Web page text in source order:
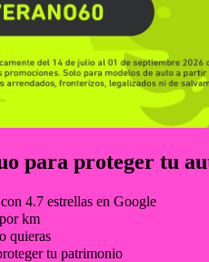
para proteger tu
4.7 estrellas en Google
km
quieras
tu patrimonio